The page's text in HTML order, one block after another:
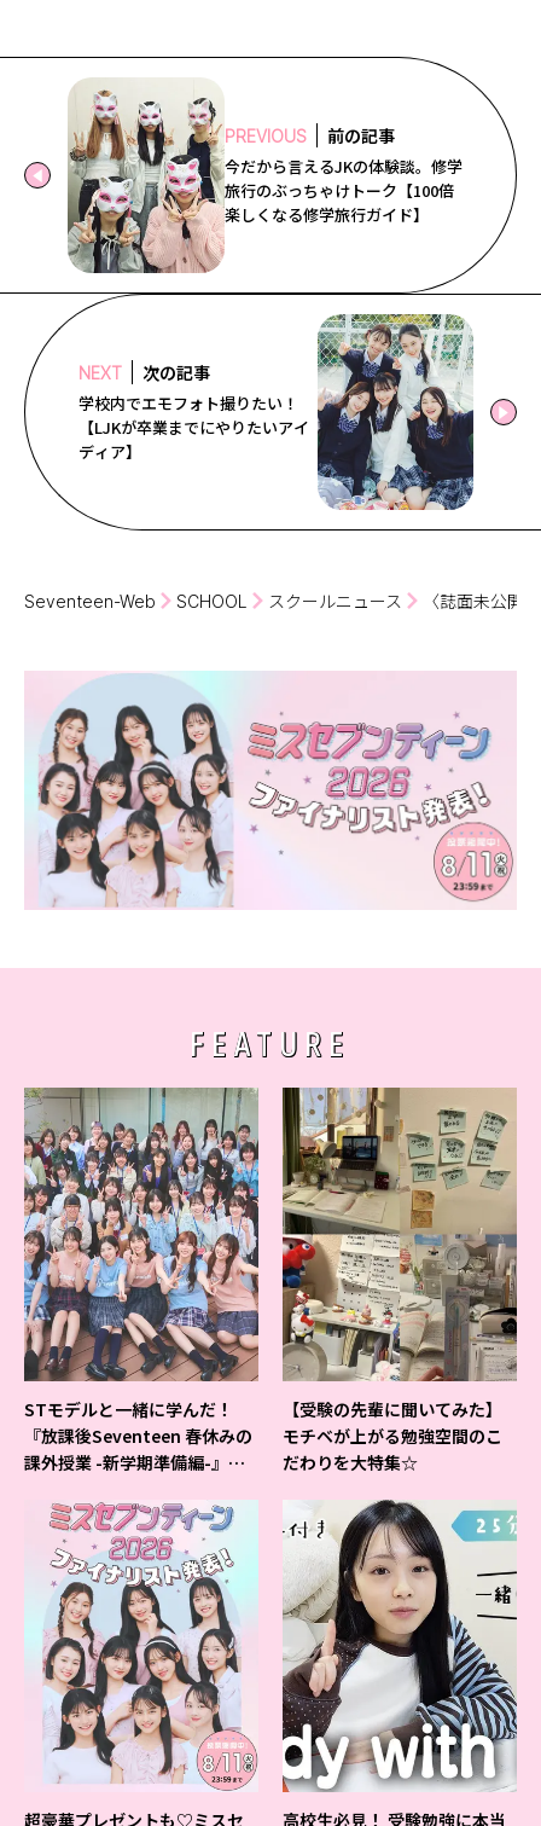
PREVIOUS 前の記事
今だから言えるJKの体験談。修学
旅行のぶっちゃけトーク【100倍
楽しくなる修学旅行ガイド】
NEXT 次の記事
学校内でエモフォト撮りたい！
【LJKが卒業までにやりたいアイ
ディア】
Seventeen-Web SCHOOL スクールニュース 〈誌面未公開
FEATURE
STモデルと一緒に学んだ！
『放課後Seventeen 春休みの
課外授業 -新学期準備編-』イ
【受験の先輩に聞いてみた】
モチベが上がる勉強空間のこ
だわりを大特集☆
超豪華プレゼントも♡ミスセ 高校生必見！ 受験勉強に本当